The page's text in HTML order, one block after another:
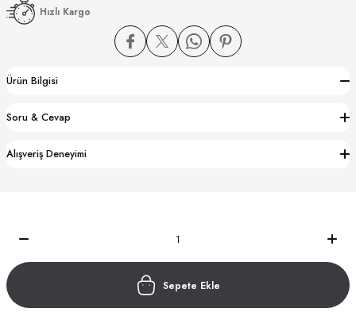
Hızlı Kargo
Ürün Bilgisi
Soru & Cevap
Alışveriş Deneyimi
Sepete Ekle